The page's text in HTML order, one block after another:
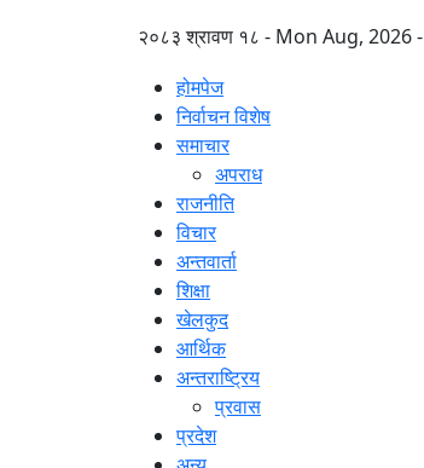
२०८३ श्रावण १८ - Mon Aug, 2026 -
होमपेज
निर्वाचन विशेष
समाचार
अपराध
राजनीति
विचार
अन्तवार्ता
शिक्षा
खेलकुद
आर्थिक
अन्तराष्ट्रिय
प्रवास
प्रदेश